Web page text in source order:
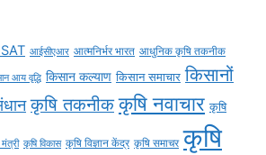
आईसीएआर आत्मनिर्भर भारत आधुनिक कृषि तकनीक
आय वृद्धि किसान कल्याण किसान समाचार किसानों
कृषि तकनीक कृषि नवाचार कृषि
कृषि विकास कृषि विज्ञान केंद्र कृषि समाचर कृषि